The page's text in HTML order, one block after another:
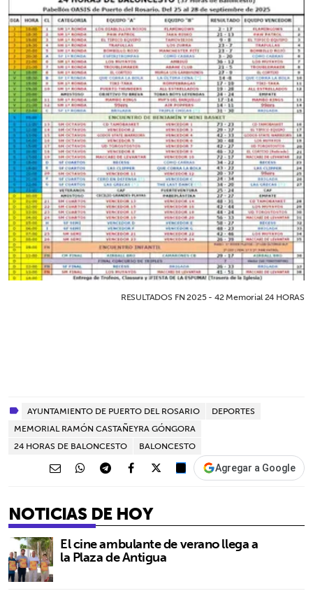
RESULTADOS FN 2025 - 42 Memorial 24 HORAS
AYUNTAMIENTO DE PUERTO DEL ROSARIO
DEPORTES
MEMORIAL RAMÓN CASTAÑEYRA GÓNGORA
24 HORAS DE BALONCESTO
BALONCESTO
Agregar a Google
NOTICIAS DE HOY
El cine ambulante de verano llega a
la Plaza de Antigua